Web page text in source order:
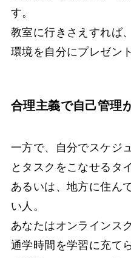
す。
教室に行きさえすれば
環境を自分にプレゼン
合理主義で自己管理
一方で、自分でスケジ
とタスクをこなせるタ
あるいは、地方に住ん
い人。
あなたはオンラインス
通学時間を学習に充て